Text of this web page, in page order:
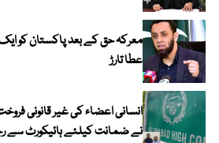
معرکہ حق کے بعد پاکستان کو
عطا تارڑ
انسانی اعضاء کی غیر قانونی
نے ضمانت کیلئے ہائیکورٹ سے